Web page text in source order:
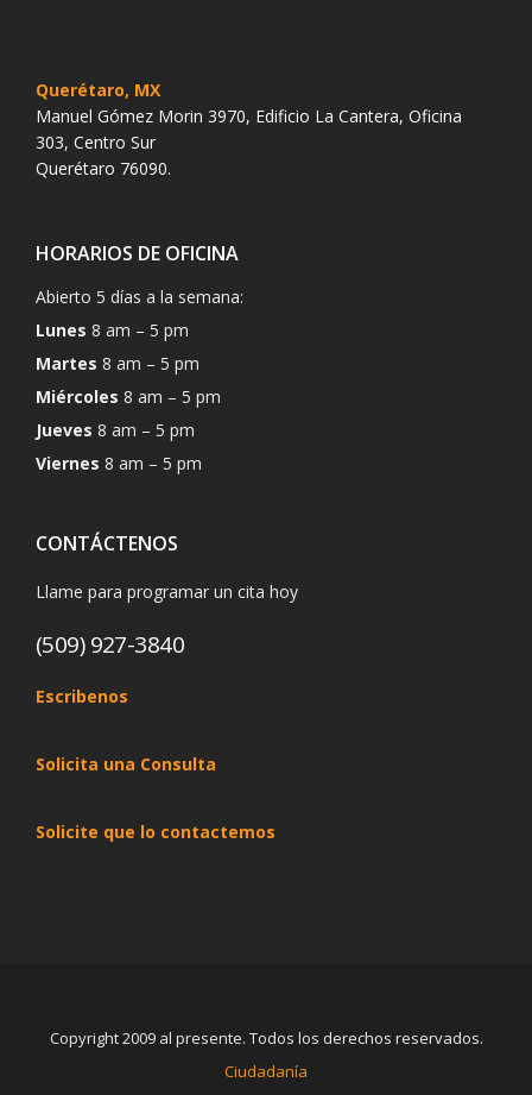
Querétaro, MX
Manuel Gómez Morin 3970, Edificio La Cantera, Oficina
303, Centro Sur
Querétaro 76090.
HORARIOS DE OFICINA
Abierto 5 días a la semana:
Lunes 8 am – 5 pm
Martes 8 am – 5 pm
Miércoles 8 am – 5 pm
Jueves 8 am – 5 pm
Viernes 8 am – 5 pm
CONTÁCTENOS
Llame para programar un cita hoy
(509) 927-3840
Escribenos
Solicita una Consulta
Solicite que lo contactemos
Copyright 2009 al presente. Todos los derechos reservados.
Ciudadanía